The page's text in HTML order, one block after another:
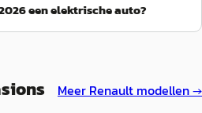
een elektrische auto?
Meer Renault modellen →